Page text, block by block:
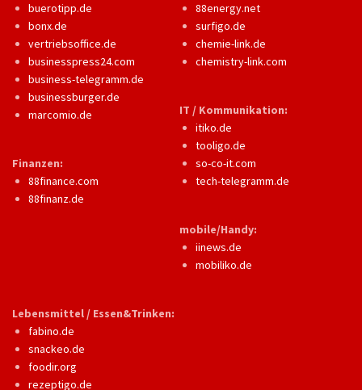
buerotipp.de
bonx.de
vertriebsoffice.de
businesspress24.com
business-telegramm.de
businessburger.de
marcomio.de
Finanzen:
88finance.com
88finanz.de
88energy.net
surfigo.de
chemie-link.de
chemistry-link.com
IT / Kommunikation:
itiko.de
tooligo.de
so-co-it.com
tech-telegramm.de
mobile/Handy:
iinews.de
mobiliko.de
Lebensmittel / Essen&Trinken:
fabino.de
snackeo.de
foodir.org
rezeptigo.de